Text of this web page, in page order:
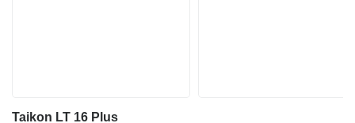
Taikon LT 16 Plus